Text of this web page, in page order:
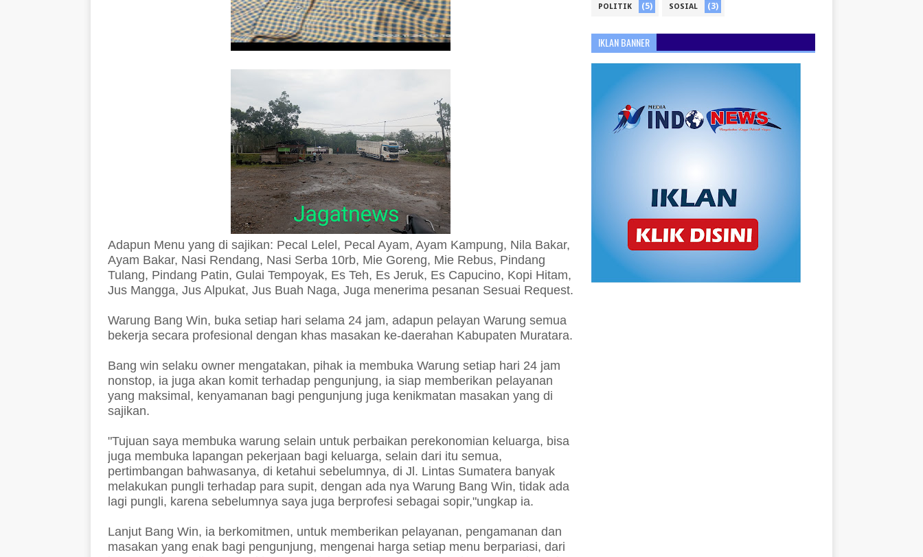
Adapun Menu yang di sajikan: Pecal Lelel, Pecal Ayam, Ayam Kampung, Nila Bakar,
Ayam Bakar, Nasi Rendang, Nasi Serba 10rb, Mie Goreng, Mie Rebus, Pindang
Tulang, Pindang Patin, Gulai Tempoyak, Es Teh, Es Jeruk, Es Capucino, Kopi Hitam,
Jus Mangga, Jus Alpukat, Jus Buah Naga, Juga menerima pesanan Sesuai Request.
Warung Bang Win, buka setiap hari selama 24 jam, adapun pelayan Warung semua
bekerja secara profesional dengan khas masakan ke-daerahan Kabupaten Muratara.
Bang win selaku owner mengatakan, pihak ia membuka Warung setiap hari 24 jam
nonstop, ia juga akan komit terhadap pengunjung, ia siap memberikan pelayanan
yang maksimal, kenyamanan bagi pengunjung juga kenikmatan masakan yang di
sajikan.
"Tujuan saya membuka warung selain untuk perbaikan perekonomian keluarga, bisa
juga membuka lapangan pekerjaan bagi keluarga, selain dari itu semua,
pertimbangan bahwasanya, di ketahui sebelumnya, di Jl. Lintas Sumatera banyak
melakukan pungli terhadap para supit, dengan ada nya Warung Bang Win, tidak ada
lagi pungli, karena sebelumnya saya juga berprofesi sebagai sopir,"ungkap ia.
Lanjut Bang Win, ia berkomitmen, untuk memberikan pelayanan, pengamanan dan
masakan yang enak bagi pengunjung, mengenai harga setiap menu berpariasi, dari
POLITIK (5) SOSIAL (3)
IKLAN BANNER